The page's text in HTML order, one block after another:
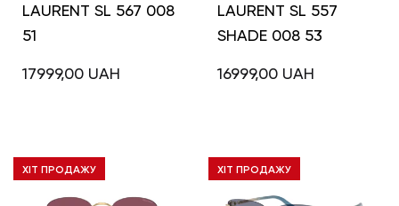
LAURENT SL 567 008
51
17999,00 UAH
LAURENT SL 557
SHADE 008 53
16999,00 UAH
ХІТ ПРОДАЖУ ХІТ ПРОДАЖУ